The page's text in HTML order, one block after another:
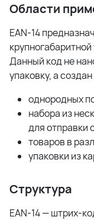
Области
EAN-14
Данный код не
упаковку, а
однородных
набора из
для отправки
товаров в
упаковки из
Структура
EAN-14 — штрих-